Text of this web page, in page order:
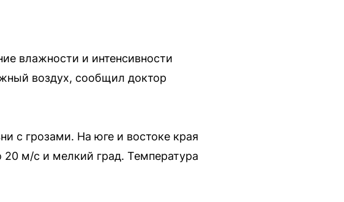
влажности и интенсивности
воздух, сообщил доктор
с грозами. На юге и востоке края
м/с и мелкий град. Температура